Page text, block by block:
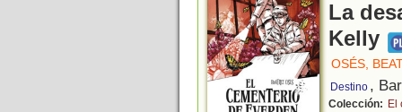
La
Kelly
OSÉS,
Destino ,
Colección: El